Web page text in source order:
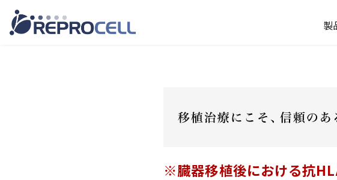
製
※臓器移植後における抗